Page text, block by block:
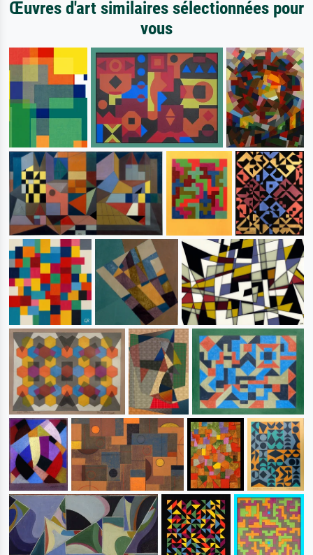
Œuvres d'art similaires sélectionnées pour
vous